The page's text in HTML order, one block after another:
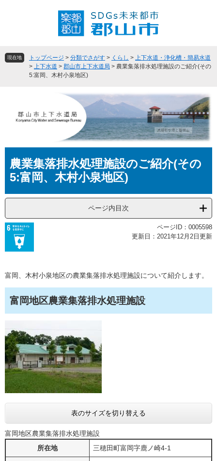
頭
飛現在地 トップページ > 分類でさがす > くらし > 上下水道・浄化槽・簡易水道
> 上下水道 > 郡山市上下水道局 > 農業集落排水処理施設のご紹介(その
5:富岡、木村小泉地区)
文農業集落排水処理施設のご紹介(その
5:富岡、木村小泉地区)
ページ内目次
ページID：0005598
更新日：2021年12月2日更新
富岡、木村小泉地区の農業集落排水処理施設について紹介します。
富岡地区農業集落排水処理施設
表のサイズを切り替える
富岡地区農業集落排水処理施設
所在地
三穂田町富岡字鹿ノ崎4-1